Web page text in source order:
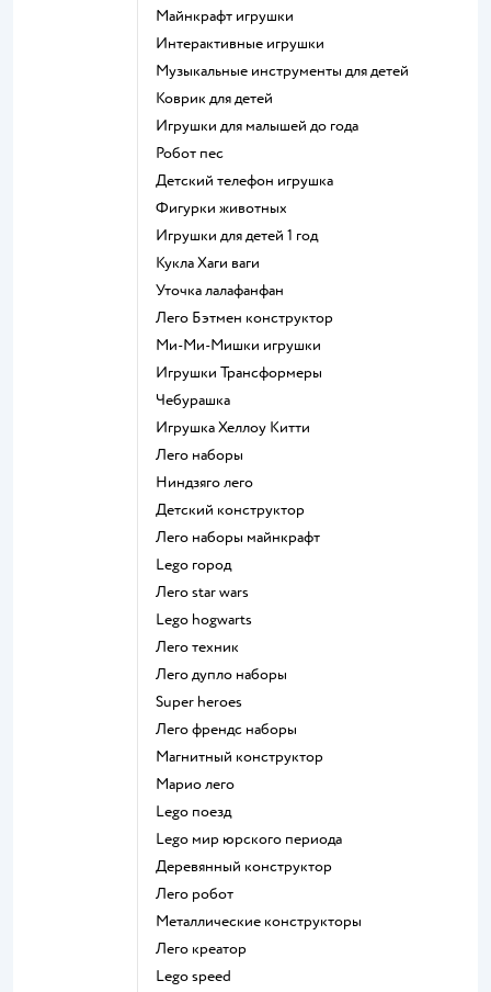
Майнкрафт игрушки
Интерактивные игрушки
Музыкальные инструменты для детей
Коврик для детей
Игрушки для малышей до года
Робот пес
Детский телефон игрушка
Фигурки животных
Игрушки для детей 1 год
Кукла Хаги ваги
Уточка лалафанфан
Лего Бэтмен конструктор
Ми-Ми-Мишки игрушки
Игрушки Трансформеры
Чебурашка
Игрушка Хеллоу Китти
Лего наборы
Ниндзяго лего
Детский конструктор
Лего наборы майнкрафт
Lego город
Лего star wars
Lego hogwarts
Лего техник
Лего дупло наборы
Super heroes
Лего френдс наборы
Магнитный конструктор
Марио лего
Lego поезд
Lego мир юрского периода
Деревянный конструктор
Лего робот
Металлические конструкторы
Лего креатор
Lego speed